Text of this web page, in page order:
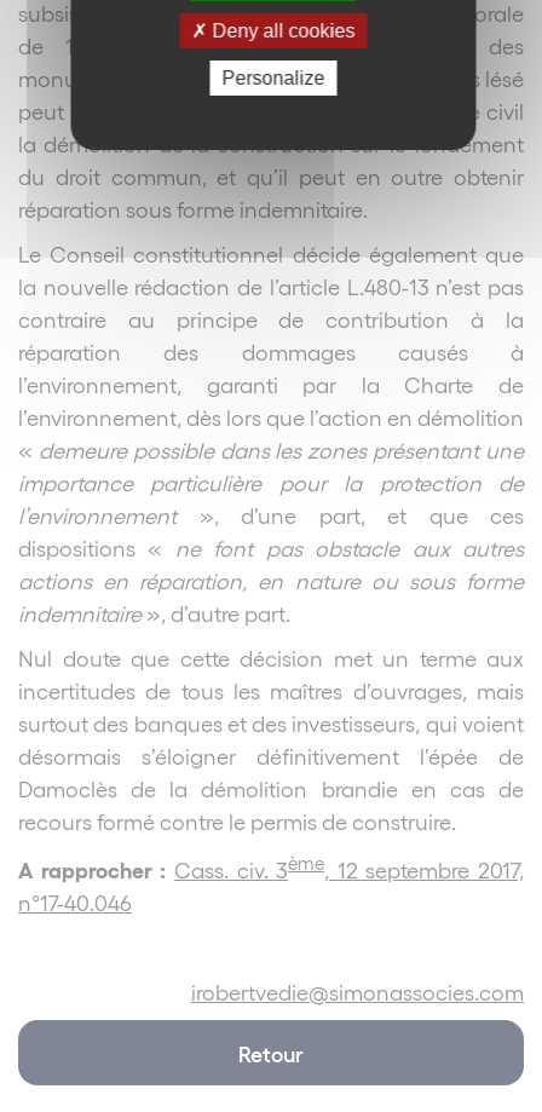
subsiste dans les zones sensibles (bande littorale
de 100 m, parcs nationaux, périmètre des
monuments historiques, …). Il ajoute que le tiers lésé
peut en tout état de cause demander au juge civil
la démolition de la construction sur le fondement
du droit commun, et qu’il peut en outre obtenir
réparation sous forme indemnitaire.
Le Conseil constitutionnel décide également que
la nouvelle rédaction de l’article L.480-13 n’est pas
contraire au principe de contribution à la
réparation des dommages causés à
l’environnement, garanti par la Charte de
l’environnement, dès lors que l’action en démolition
« demeure possible dans les zones présentant une
importance particulière pour la protection de
l’environnement», d’une part, et que ces
dispositions «
ne font pas obstacle aux autres
actions en réparation, en nature ou sous forme
indemnitaire», d’autre part.
Nul doute que cette décision met un terme aux
incertitudes de tous les maîtres d’ouvrages, mais
surtout des banques et des investisseurs, qui voient
désormais s’éloigner définitivement l’épée de
Damoclès de la démolition brandie en cas de
recours formé contre le permis de construire.
A rapprocher : Cass. civ. 3ème , 12 septembre 2017,
n°17-40.046
irobertvedie@simonassocies.com
Retour
Deny all cookies
Personalize